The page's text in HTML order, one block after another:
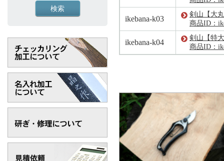
ikebana-k03
剣山【大
商品ID：
ikebana-k04
剣山【特
商品ID：